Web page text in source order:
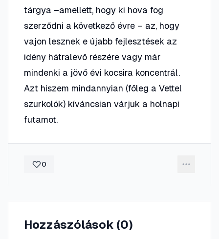
tárgya –amellett, hogy ki hova fog
szerződni a következő évre – az, hogy
vajon lesznek e újabb fejlesztések az
idény hátralevő részére vagy már
mindenki a jövő évi kocsira koncentrál.
Azt hiszem mindannyian (főleg a Vettel
szurkolók) kíváncsian várjuk a holnapi
futamot.
0
Hozzászólások (0)